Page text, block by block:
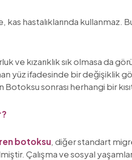
kas hastalıklarında
ve kızarıklık sık olmasa da
yüz ifadesinde bir değişiklik
sonrası herhangi bir
botoksu, diğer standart
Çalışma ve sosyal